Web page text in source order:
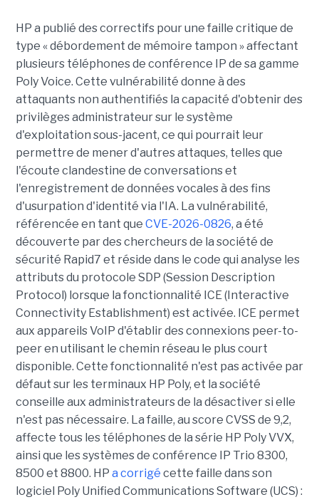
HP a publié des correctifs pour une faille critique de
type « débordement de mémoire tampon » affectant
plusieurs téléphones de conférence IP de sa gamme
Poly Voice. Cette vulnérabilité donne à des
attaquants non authentifiés la capacité d'obtenir des
privilèges administrateur sur le système
d'exploitation sous-jacent, ce qui pourrait leur
permettre de mener d'autres attaques, telles que
l'écoute clandestine de conversations et
l'enregistrement de données vocales à des fins
d'usurpation d'identité via l'IA. La vulnérabilité,
référencée en tant que CVE-2026-0826, a été
découverte par des chercheurs de la société de
sécurité Rapid7 et réside dans le code qui analyse les
attributs du protocole SDP (Session Description
Protocol) lorsque la fonctionnalité ICE (Interactive
Connectivity Establishment) est activée. ICE permet
aux appareils VoIP d'établir des connexions peer-to-
peer en utilisant le chemin réseau le plus court
disponible. Cette fonctionnalité n'est pas activée par
défaut sur les terminaux HP Poly, et la société
conseille aux administrateurs de la désactiver si elle
n'est pas nécessaire. La faille, au score CVSS de 9,2,
affecte tous les téléphones de la série HP Poly VVX,
ainsi que les systèmes de conférence IP Trio 8300,
8500 et 8800. HP a corrigé cette faille dans son
logiciel Poly Unified Communications Software (UCS) :